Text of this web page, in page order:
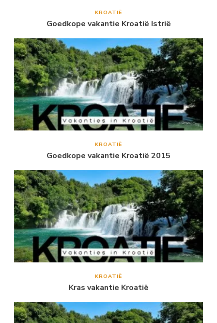
KROATIË
Goedkope vakantie Kroatië Istrië
KROATIË
Goedkope vakantie Kroatië 2015
KROATIË
Kras vakantie Kroatië